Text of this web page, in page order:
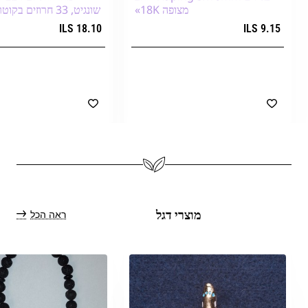
מצופה 18K»
9.15 ILS
שונגיט, 33 חרוזים בקוטר 12 מ״מ+
18.10 ILS
מוצרי דגל ראה הכל